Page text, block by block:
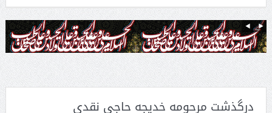
درگذشت مرحومه خدیجه حاجی نقدی